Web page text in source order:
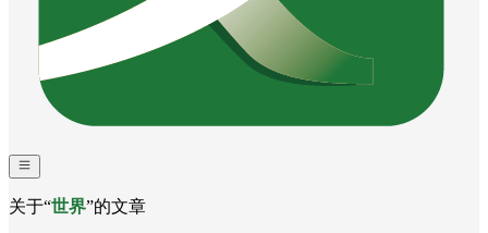
关于“世界”的文章